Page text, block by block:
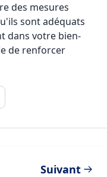
des mesures
sont adéquats
dans votre bien-
de renforcer
Suivant